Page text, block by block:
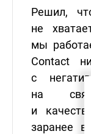
Решил,
не
мы
Contact
с
на
и
заранее